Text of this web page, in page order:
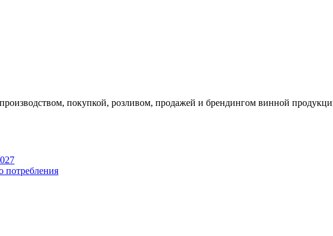
покупкой, розливом, продажей и брендингом винной
потребления